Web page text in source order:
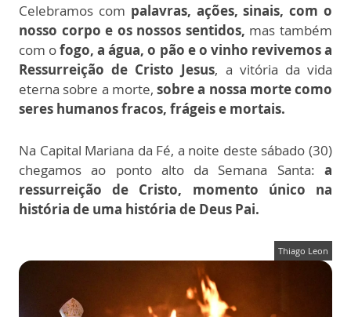
Celebramos com palavras, ações, sinais, com o
nosso corpo e os nossos sentidos, mas também
com ofogo, a água, o pão e o vinho revivemos a
Ressurreição de Cristo Jesus, a vitória da vida
eterna sobre a morte, sobre a nossa morte como
seres humanos fracos, frágeis e mortais.
Na Capital Mariana da Fé, a noite deste sábado (30)
chegamos ao ponto alto da Semana Santa: a
ressurreição de Cristo, momento único na
história de uma história de Deus Pai.
Thiago Leon